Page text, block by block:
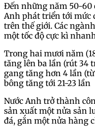
Đến những năm 50-60
Anh phát triển tới mức
trên thế giới. Các
một tốc độ cực kì
Trong hai mươi năm
tăng lên ba lần (rút 34
gang tăng hơn 4 lần
bông tăng tới 21-23 lần
Nước Anh trở thành
sản xuất một nửa sản
đá, gắn một nửa hàng